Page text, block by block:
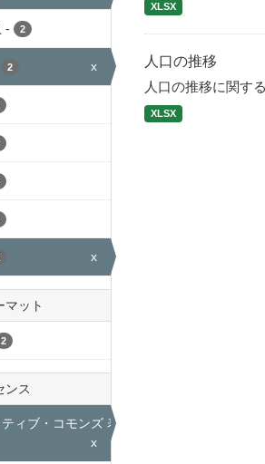
- 2
2 x
x
マット
2
ンス
ィブ・コモンズ 表示
x
XLSX
人口の推移
人口の推移に関す
XLSX